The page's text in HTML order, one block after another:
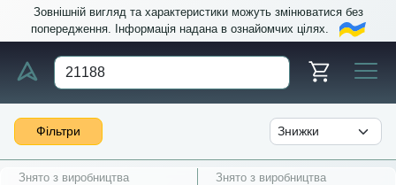
Зовнішній вигляд та характеристики можуть змінюватися без
попередження. Інформація надана в ознайомчих цілях.
Фільтри
Знято з виробництва Знято з виробництва